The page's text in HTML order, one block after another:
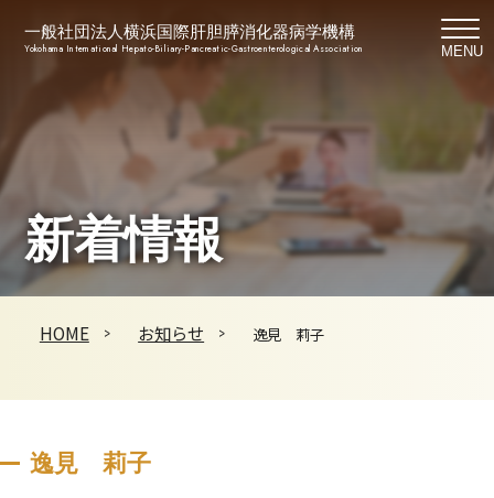
一般社団法人横浜国際肝胆膵消化器病学機構
Yokohama International Hepato-Biliary-Pancreatic-Gastroenterological Association MENU
新着情報
HOME お知らせ 逸見 莉子
逸見 莉子